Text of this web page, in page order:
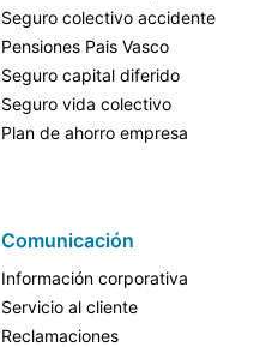
Seguro colectivo accidente
Pensiones Pais Vasco
Seguro capital diferido
Seguro vida colectivo
Plan de ahorro empresa
Comunicación
Información corporativa
Servicio al cliente
Reclamaciones